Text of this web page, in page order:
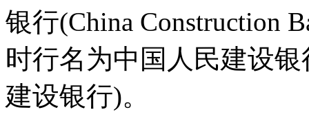
银行(China Construction
时行名为中国人民建设
建设银行)。